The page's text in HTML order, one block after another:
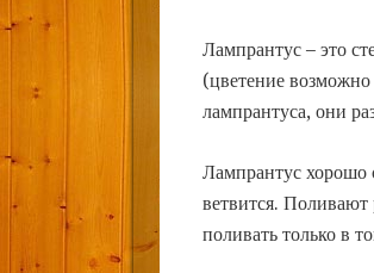
Лампрантус – это
(цветение
лампрантуса, они
Лампрантус хорошо
ветвится.
поливать только в